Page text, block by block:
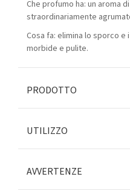
Che profumo ha: un aroma
straordinariamente
Cosa fa: elimina lo sporco e
morbide e pulite.
PRODOTTO
UTILIZZO
AVVERTENZE